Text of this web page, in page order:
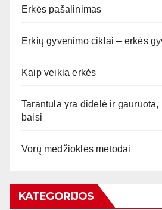
Erkės pašalinimas
Erkių gyvenimo ciklai – erkės
Kaip veikia erkės
Tarantula yra didelė ir
baisi
Vorų medžioklės metodai
KATEGORIJOS